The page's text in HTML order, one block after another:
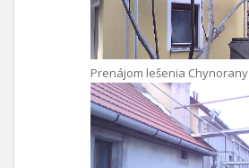
Prenájom lešenia Chynorany